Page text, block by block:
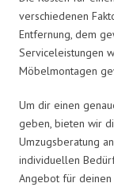
verschiedenen
Entfernung, dem
Serviceleistungen
Möbelmontagen
Um dir einen
geben, bieten wir
Umzugsberatung
individuellen
Angebot für